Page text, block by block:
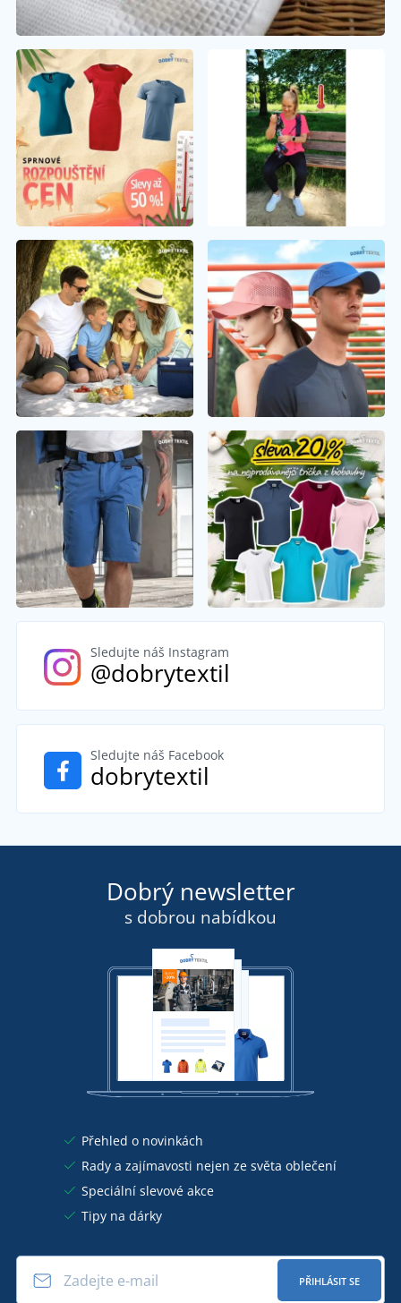
Sledujte náš Instagram
@dobrytextil
Sledujte náš Facebook
dobrytextil
Dobrý newsletter
s dobrou nabídkou
Přehled o novinkách
Rady a zajímavosti nejen ze světa oblečení
Speciální slevové akce
Tipy na dárky
PŘIHLÁSIT SE